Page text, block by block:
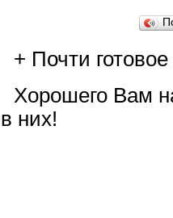
+ Почти готовое
Хорошего Вам
в них!